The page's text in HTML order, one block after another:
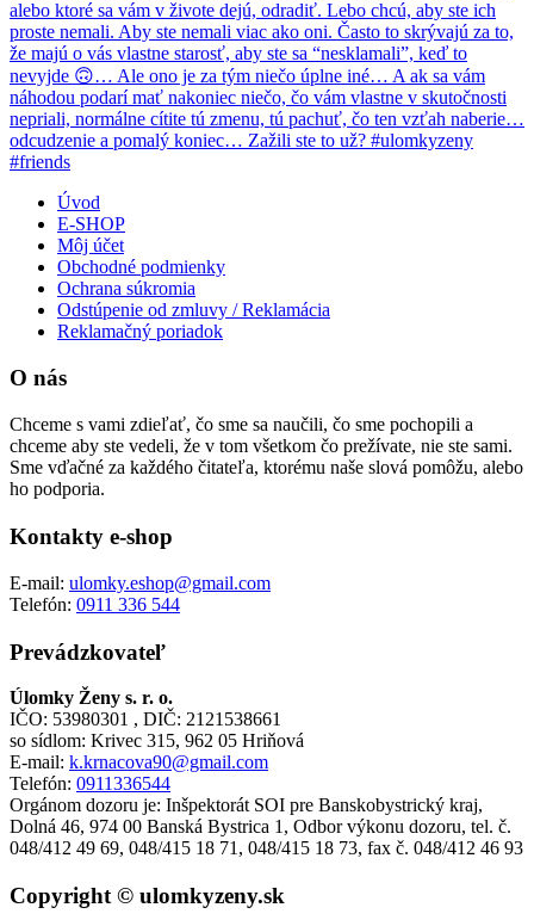
Úvod
E-SHOP
Môj účet
Obchodné podmienky
Ochrana súkromia
Odstúpenie od zmluvy / Reklamácia
Reklamačný poriadok
O nás
Chceme s vami zdieľať, čo sme sa naučili, čo sme pochopili a
chceme aby ste vedeli, že v tom všetkom čo prežívate, nie ste sami.
Sme vďačné za každého čitateľa, ktorému naše slová pomôžu, alebo
ho podporia.
Kontakty e-shop
E-mail: ulomky.eshop@gmail.com
Telefón: 0911 336 544
Prevádzkovateľ
Úlomky Ženy s. r. o.
IČO: 53980301 , DIČ: 2121538661
so sídlom: Krivec 315, 962 05 Hriňová
E-mail: k.krnacova90@gmail.com
Telefón: 0911336544
Orgánom dozoru je: Inšpektorát SOI pre Banskobystrický kraj,
Dolná 46, 974 00 Banská Bystrica 1, Odbor výkonu dozoru, tel. č.
048/412 49 69, 048/415 18 71, 048/415 18 73, fax č. 048/412 46 93
Copyright © ulomkyzeny.sk